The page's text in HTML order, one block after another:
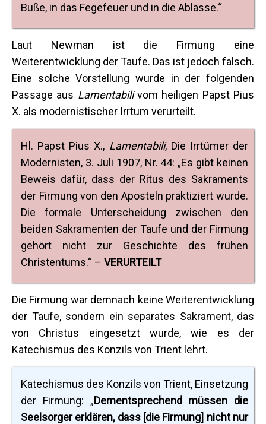
Buße, in das Fegefeuer und in die Ablässe.“
Laut Newman ist die Firmung eine
Weiterentwicklung der Taufe. Das ist jedoch falsch.
Eine solche Vorstellung wurde in der folgenden
Passage aus Lamentabilivom heiligen Papst Pius
X. als modernistischer Irrtum verurteilt.
Hl. Papst Pius X., Lamentabili, Die Irrtümer der
Modernisten, 3. Juli 1907, Nr. 44: „Es gibt keinen
Beweis dafür, dass der Ritus des Sakraments
der Firmung von den Aposteln praktiziert wurde.
Die formale Unterscheidung zwischen den
beiden Sakramenten der Taufe und der Firmung
gehört nicht zur Geschichte des frühen
Christentums.“ – VERURTEILT
Die Firmung war demnach keine Weiterentwicklung
der Taufe, sondern ein separates Sakrament, das
von Christus eingesetzt wurde, wie es der
Katechismus des Konzils von Trient lehrt.
Katechismus des Konzils von Trient, Einsetzung
der Firmung: „Dementsprechend müssen die
Seelsorger erklären, dass [die Firmung] nicht nur